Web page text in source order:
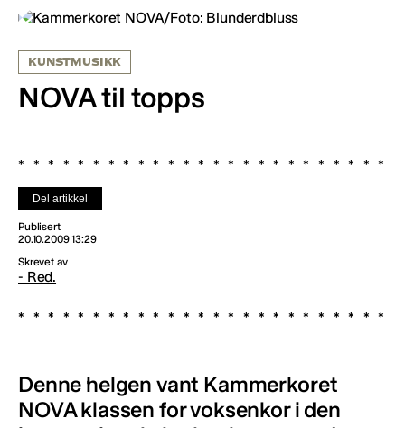
KUNSTMUSIKK
NOVA til topps
Del artikkel
Publisert
20.10.2009 13:29
Skrevet av
- Red.
Denne helgen vant Kammerkoret
NOVA klassen for voksenkor i den